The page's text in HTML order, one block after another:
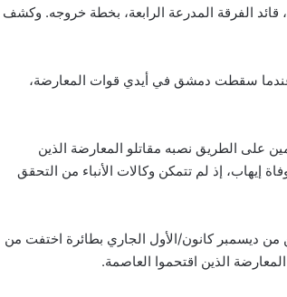
قائد الفرقة المدرعة الرابعة، بخطة خروجه. وكشف
عندما سقطت دمشق في أيدي قوات المعارضة،
على الطريق نصبه مقاتلو المعارضة الذين
إيهاب، إذ لم تتمكن وكالات الأنباء من التحقق
من ديسمبر كانون/الأول الجاري بطائرة اختفت من
الذين اقتحموا العاصمة.